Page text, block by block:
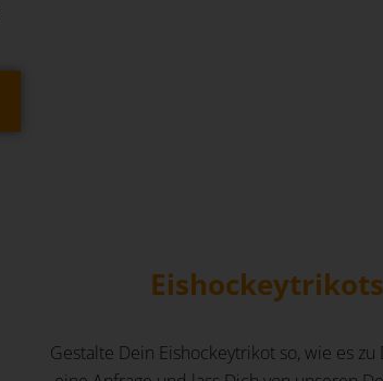
Gestalte Dein Eishockeytrikot so, wie es